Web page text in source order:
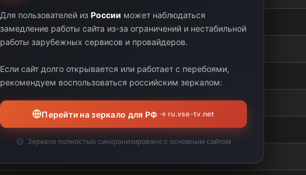
01:00
06:00
07:00
09:00 02:00
10:00 01:00
Для пользователей из России может наблюдаться
замедление работы сайта из-за ограничений и нестабильной
работы зарубежных сервисов и провайдеров.
Если сайт долго открывается или работает с перебоями,
рекомендуем воспользоваться российским зеркалом:
Перейти на зеркало для РФ → ru.vse-tv.net
Зеркало полностью синхронизировано с основным сайтом